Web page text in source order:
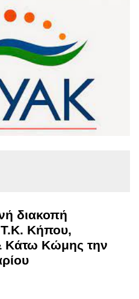
διακοπή
Τ.Κ. Κήπου,
Κάτω Κώμης την